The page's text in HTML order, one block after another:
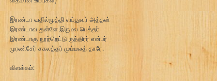
இரண்டா வதில்முத்தி எய்துவர் அத்தன்
இரண்டாவ துள்ளே இருமல பெத்தர்
இரண்டாகு நூற்றெட்டு ருத்திரர் என்பர்
முரண்சேர் சகலத்தர் மும்மலத் தாரே.
விளக்கம்: